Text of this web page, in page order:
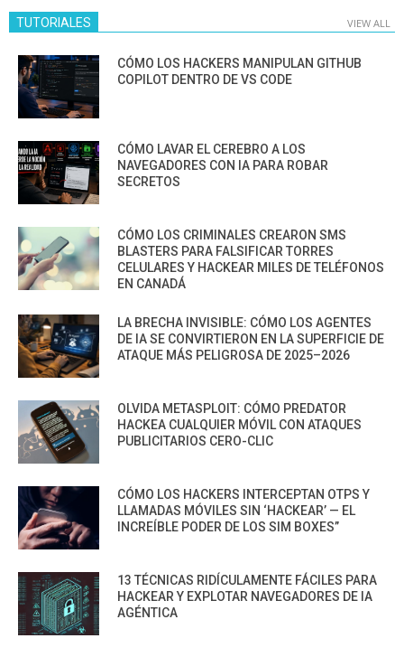
TUTORIALES VIEW ALL
CÓMO LOS HACKERS MANIPULAN GITHUB
COPILOT DENTRO DE VS CODE
CÓMO LAVAR EL CEREBRO A LOS
NAVEGADORES CON IA PARA ROBAR
SECRETOS
CÓMO LOS CRIMINALES CREARON SMS
BLASTERS PARA FALSIFICAR TORRES
CELULARES Y HACKEAR MILES DE TELÉFONOS
EN CANADÁ
LA BRECHA INVISIBLE: CÓMO LOS AGENTES
DE IA SE CONVIRTIERON EN LA SUPERFICIE DE
ATAQUE MÁS PELIGROSA DE 2025–2026
OLVIDA METASPLOIT: CÓMO PREDATOR
HACKEA CUALQUIER MÓVIL CON ATAQUES
PUBLICITARIOS CERO-CLIC
CÓMO LOS HACKERS INTERCEPTAN OTPS Y
LLAMADAS MÓVILES SIN ‘HACKEAR’ — EL
INCREÍBLE PODER DE LOS SIM BOXES”
13 TÉCNICAS RIDÍCULAMENTE FÁCILES PARA
HACKEAR Y EXPLOTAR NAVEGADORES DE IA
AGÉNTICA